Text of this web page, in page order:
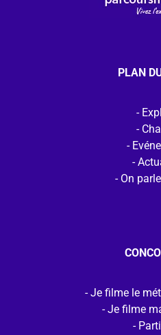
PLAN
On
Je filme le
Je filme